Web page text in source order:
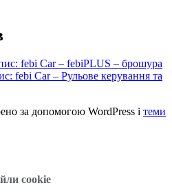
febi Car – febiPLUS – брошура
febi Car – Рульове керування та
за допомогою WordPress і теми
cookie